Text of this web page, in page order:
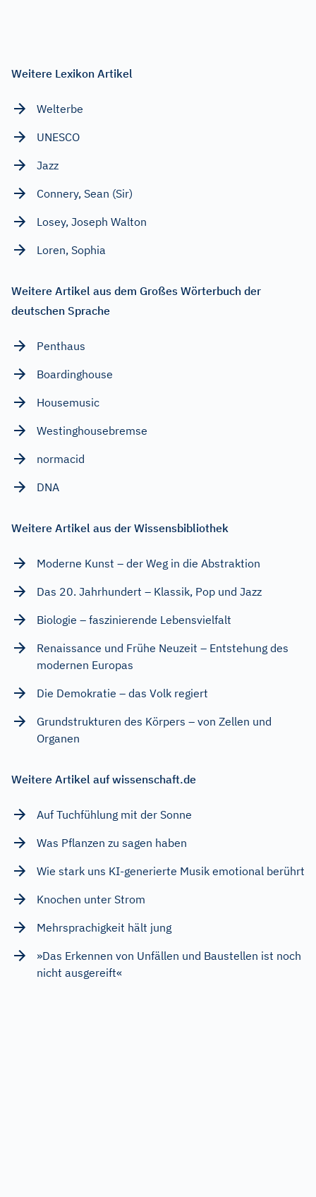
Weitere Lexikon Artikel
Welterbe
UNESCO
Jazz
Connery, Sean (Sir)
Losey, Joseph Walton
Loren, Sophia
Weitere Artikel aus dem Großes Wörterbuch der
deutschen Sprache
Penthaus
Boardinghouse
Housemusic
Westinghousebremse
normacid
DNA
Weitere Artikel aus der Wissensbibliothek
Moderne Kunst – der Weg in die Abstraktion
Das 20. Jahrhundert – Klassik, Pop und Jazz
Biologie – faszinierende Lebensvielfalt
Renaissance und Frühe Neuzeit – Entstehung des
modernen Europas
Die Demokratie – das Volk regiert
Grundstrukturen des Körpers – von Zellen und
Organen
Weitere Artikel auf wissenschaft.de
Auf Tuchfühlung mit der Sonne
Was Pflanzen zu sagen haben
Wie stark uns KI-generierte Musik emotional berührt
Knochen unter Strom
Mehrsprachigkeit hält jung
»Das Erkennen von Unfällen und Baustellen ist noch
nicht ausgereift«